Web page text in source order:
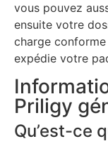
vous pouvez
ensuite votre
charge
expédie votre
Priligy
Qu’est-ce